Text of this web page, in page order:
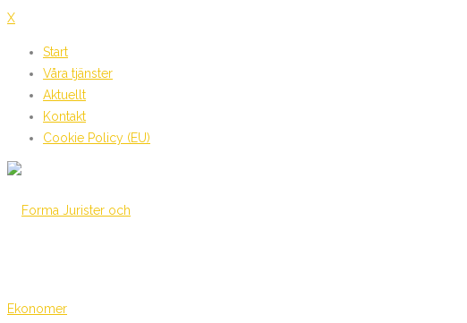
X
Start
Våra tjänster
Aktuellt
Kontakt
Cookie Policy (EU)